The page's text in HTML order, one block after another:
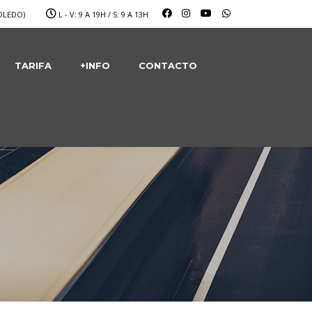
L - V: 9 A 19H / S: 9 A 13H
TARIFA +INFO CONTACTO